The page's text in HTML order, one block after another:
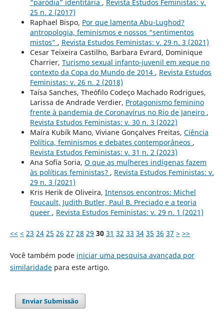
“paródia” identitária , Revista Estudos Feministas: v.
25 n. 2 (2017)
Raphael Bispo, Por que lamenta Abu-Lughod?
antropologia, feminismos e nossos “sentimentos
mistos” , Revista Estudos Feministas: v. 29 n. 3 (2021)
Cesar Teixeira Castilho, Barbara Evrard, Dominique
Charrier, Turismo sexual infanto-juvenil em xeque no
contexto da Copa do Mundo de 2014 , Revista Estudos
Feministas: v. 26 n. 2 (2018)
Taísa Sanches, Theófilo Codeço Machado Rodrigues,
Larissa de Andrade Verdier, Protagonismo feminino
frente à pandemia de Coronavírus no Rio de Janeiro ,
Revista Estudos Feministas: v. 30 n. 3 (2022)
Maíra Kubík Mano, Viviane Gonçalves Freitas, Ciência
Política, feminismos e debates contemporâneos ,
Revista Estudos Feministas: v. 31 n. 2 (2023)
Ana Sofía Soria, O que as mulheres indígenas fazem
às políticas feministas? , Revista Estudos Feministas: v.
29 n. 3 (2021)
Kris Herik de Oliveira, Intensos encontros: Michel
Foucault, Judith Butler, Paul B. Preciado e a teoria
queer , Revista Estudos Feministas: v. 29 n. 1 (2021)
<< < 23 24 25 26 27 28 29 30 31 32 33 34 35 36 37 > >>
Você também pode iniciar uma pesquisa avançada por
similaridadepara este artigo.
Enviar Submissão